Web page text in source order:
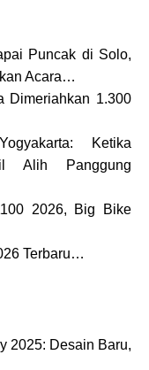
Puncak di Solo,
Acara…
Dimeriahkan 1.300
Ketika
Alih Panggung
2026, Big Bike
Terbaru…
2025: Desain Baru,